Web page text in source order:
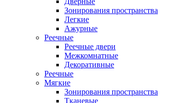
Зонирования пространства
Легкие
Ажурные
Реечные
Реечные двери
Межкомнатные
Декоративные
Реечные
Мягкие
Зонирования пространства
Тканевые